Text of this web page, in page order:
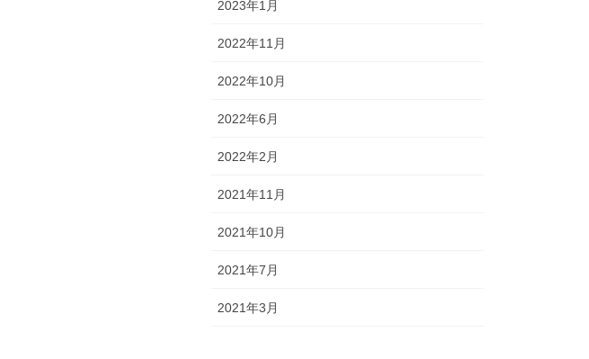
2023年1月
2022年11月
2022年10月
2022年6月
2022年2月
2021年11月
2021年10月
2021年7月
2021年3月